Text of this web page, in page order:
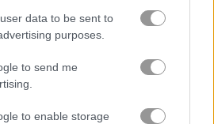
data to be sent to
purposes.
to send me
to enable storage